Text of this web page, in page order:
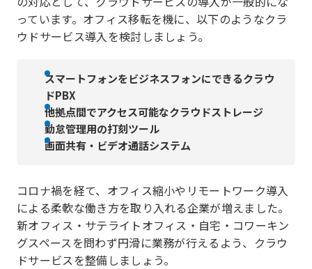
っています。オフィス移転を機に、以下のようなクラ
ウドサービス導入を検討しましょう。
スマートフォンをビジネスフォンにできるクラウ
ドPBX
他拠点間でアクセス可能なクラウドストレージ
勤怠管理用の打刻ツール
画面共有・ビデオ通話システム
コロナ禍を経て、オフィス縮小やリモートワーク導入
による柔軟な働き方を取り入れる企業が増えました。
新オフィス・サテライトオフィス・自宅・コワーキン
グスペースを問わず円滑に業務が行えるよう、クラウ
ドサービスを整備しましょう。